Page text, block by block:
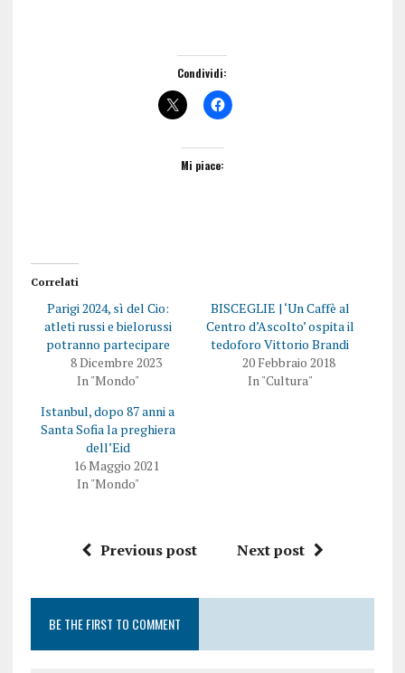
Condividi:
Mi piace:
Correlati
Parigi 2024, sì del Cio:
atleti russi e bielorussi
potranno partecipare
8 Dicembre 2023
In "Mondo"
BISCEGLIE | ‘Un Caffè al
Centro d’Ascolto’ ospita il
tedoforo Vittorio Brandi
20 Febbraio 2018
In "Cultura"
Istanbul, dopo 87 anni a
Santa Sofia la preghiera
dell’Eid
16 Maggio 2021
In "Mondo"
Previous post Next post
BE THE FIRST TO COMMENT